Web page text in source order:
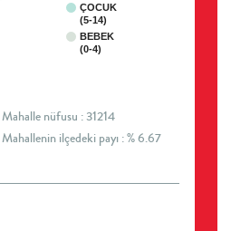
ÇOCUK
(5-14)
BEBEK
(0-4)
Mahalle nüfusu : 31214
Mahallenin ilçedeki payı : % 6.67